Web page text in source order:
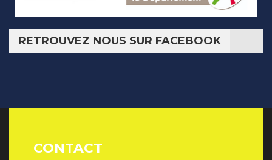
RETROUVEZ NOUS SUR FACEBOOK
CONTACT